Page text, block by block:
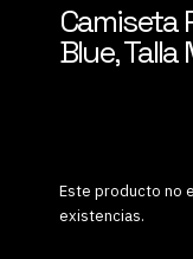
Camiseta
Blue,
Este producto no
existencias.